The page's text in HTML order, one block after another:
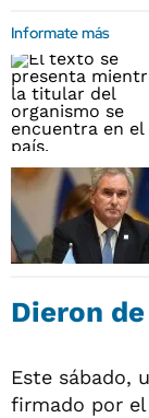
Informate más
Dieron
Este sábado,
firmado por